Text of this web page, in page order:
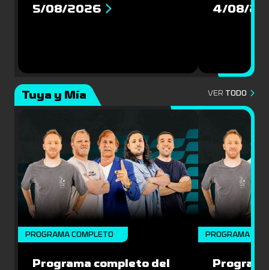
5/08/2026
4/08/
Tuya y Mía VER TODO
PROGRAMA COMPLETO
Programa completo del
PROGRAMA